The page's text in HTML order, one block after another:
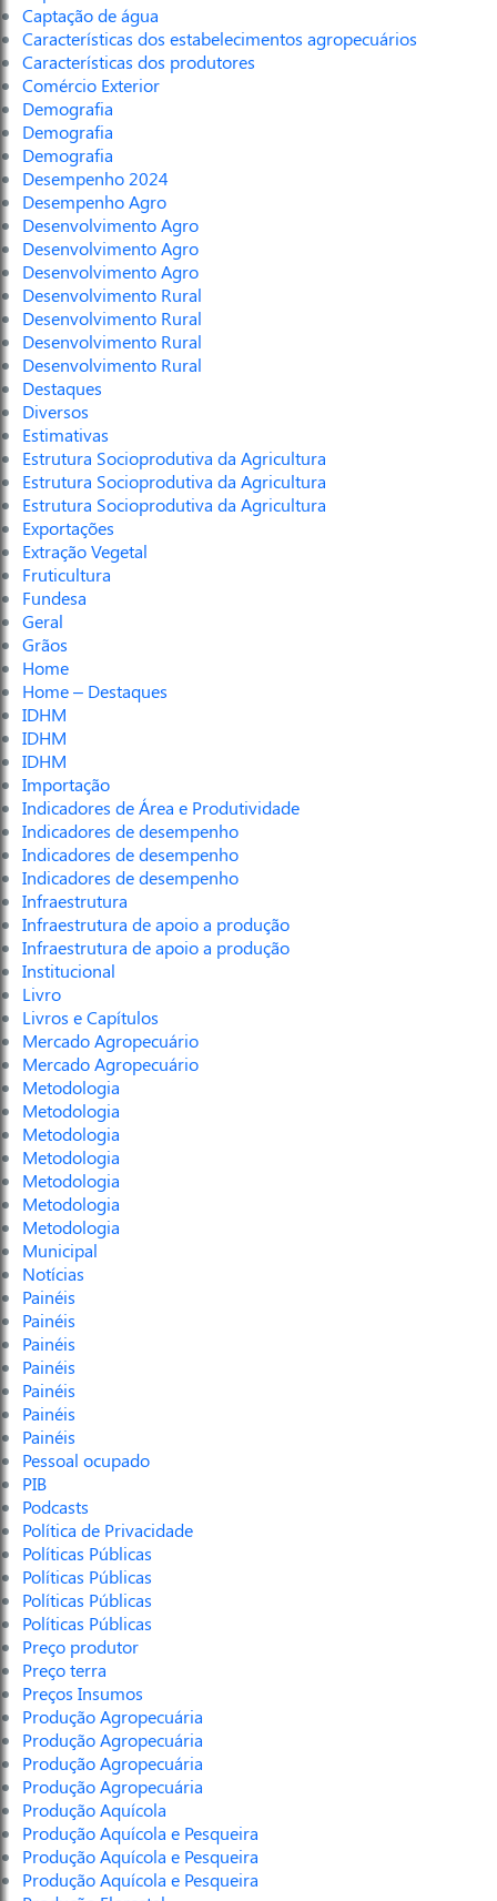
Captação de água
Características dos estabelecimentos agropecuários
Características dos produtores
Comércio Exterior
Demografia
Demografia
Demografia
Desempenho 2024
Desempenho Agro
Desenvolvimento Agro
Desenvolvimento Agro
Desenvolvimento Agro
Desenvolvimento Rural
Desenvolvimento Rural
Desenvolvimento Rural
Desenvolvimento Rural
Destaques
Diversos
Estimativas
Estrutura Socioprodutiva da Agricultura
Estrutura Socioprodutiva da Agricultura
Estrutura Socioprodutiva da Agricultura
Exportações
Extração Vegetal
Fruticultura
Fundesa
Geral
Grãos
Home
Home – Destaques
IDHM
IDHM
IDHM
Importação
Indicadores de Área e Produtividade
Indicadores de desempenho
Indicadores de desempenho
Indicadores de desempenho
Infraestrutura
Infraestrutura de apoio a produção
Infraestrutura de apoio a produção
Institucional
Livro
Livros e Capítulos
Mercado Agropecuário
Mercado Agropecuário
Metodologia
Metodologia
Metodologia
Metodologia
Metodologia
Metodologia
Metodologia
Municipal
Notícias
Painéis
Painéis
Painéis
Painéis
Painéis
Painéis
Painéis
Pessoal ocupado
PIB
Podcasts
Política de Privacidade
Políticas Públicas
Políticas Públicas
Políticas Públicas
Políticas Públicas
Preço produtor
Preço terra
Preços Insumos
Produção Agropecuária
Produção Agropecuária
Produção Agropecuária
Produção Agropecuária
Produção Aquícola
Produção Aquícola e Pesqueira
Produção Aquícola e Pesqueira
Produção Aquícola e Pesqueira